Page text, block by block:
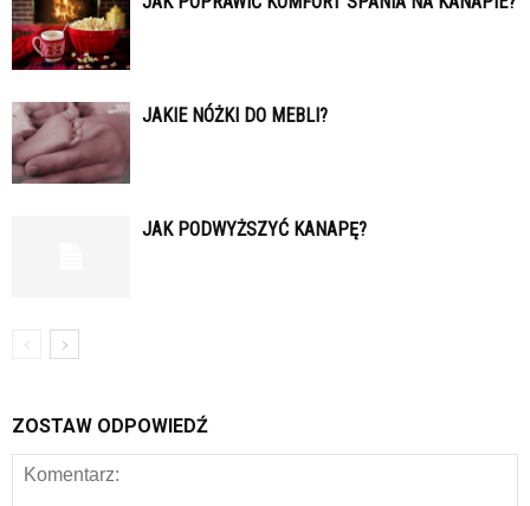
JAKIE NÓŻKI DO MEBLI?
JAK PODWYŻSZYĆ KANAPĘ?
ZOSTAW ODPOWIEDŹ